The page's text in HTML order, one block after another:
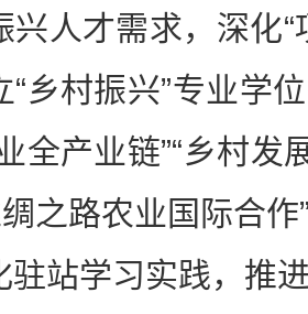
兴人才需求，深化
“乡村振兴”专业学
全产业链”“乡村发
绸之路农业国际合
驻站学习实践，推